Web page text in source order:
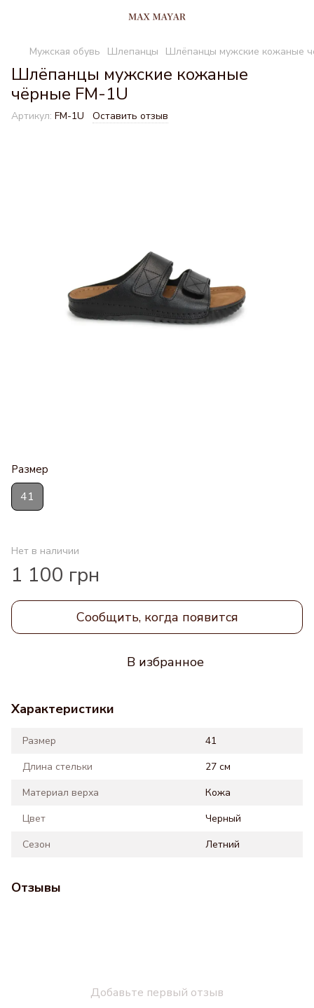
Мужская обувь Шлепанцы Шлёпанцы мужские кожаные
Шлёпанцы мужские кожаные
чёрные FM-1U
Артикул: FM-1U Оставить отзыв
Размер
41
Нет в наличии
1 100 грн
Сообщить, когда появится
В избранное
Характеристики
Размер
41
Длина стельки
27 см
Материал верха
Кожа
Цвет
Черный
Сезон
Летний
Отзывы
Добавьте первый отзыв